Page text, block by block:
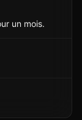
un mois.